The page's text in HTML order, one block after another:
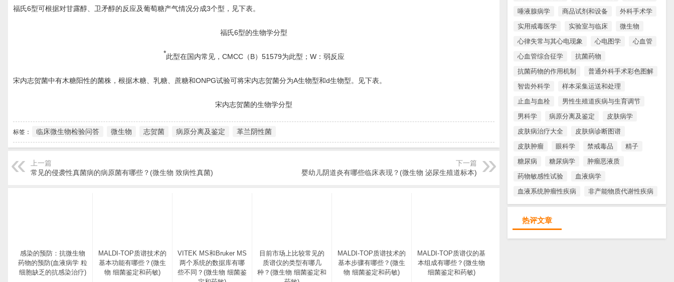
唾液腺病学
商品试剂和设备
外科手术学
实用戒毒医学
实验室与临床
微生物
心律失常与其心电现象
心电图学
心血管
心血管综合征学
抗菌药物
抗菌药物的作用机制
普通外科手术彩色图解
智齿外科学
样本采集运送和处理
止血与血栓
男性生殖道疾病与生育调节
男科学
病原分离及鉴定
皮肤病学
皮肤病治疗大全
皮肤病诊断图谱
皮肤肿瘤
眼科学 禁戒毒品
精子
糖尿病
糖尿病学
肿瘤恶液质
药物敏感性试验
血液病学
血液系统肿瘤性疾病
非产能物质代谢性疾病
热评文章
福氏6型可根据对甘露醇、卫矛醇的反应及葡萄糖产气情况分成3个型，见下表。
福氏6型的生物学分型
*此型在国内常见，CMCC（B）51579为此型；W：弱反应
宋内志贺菌中有木糖阳性的菌株，根据木糖、乳糖、蔗糖和ONPG试验可将宋内志贺菌分为A生物型和d生物型。见下表。
宋内志贺菌的生物学分型
标签： 临床微生物检验问答 微生物 志贺菌 病原分离及鉴定 革兰阴性菌
上一篇
常见的侵袭性真菌病的病原菌有哪些？(微生物 致病性真菌)
下一篇
婴幼儿阴道炎有哪些临床表现？(微生物 泌尿生殖道标本)
感染的预防：抗微生物
药物的预防(血液病学 粒
细胞缺乏的抗感染治疗)
MALDI-TOP质谱技术的
基本功能有哪些？(微生
物 细菌鉴定和药敏)
VITEK MS和Bruker MS
两个系统的数据库有哪
些不同？(微生物 细菌鉴
目前市场上比较常见的
质谱仪的类型有哪几
种？(微生物 细菌鉴定和
MALDI-TOP质谱技术的
基本步骤有哪些？(微生
物 细菌鉴定和药敏)
MALDI-TOP质谱仪的基
本组成有哪些？(微生物
细菌鉴定和药敏)